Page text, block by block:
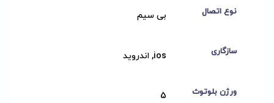
نوع اتصال بی سیم
سازگاری ios, اندروید
ورژن بلوتوث 5